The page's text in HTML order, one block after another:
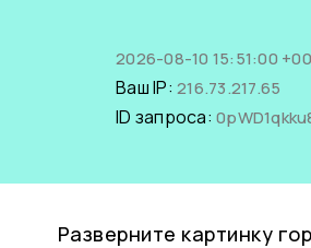
2026-08-10 15:51:00
Ваш IP: 216.73.217.65
ID запроса:
Разверните картинку